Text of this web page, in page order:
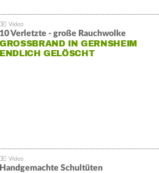
10 Verletzte - große Rauchwolke
GROSSBRAND IN GERNSHEIM E
NDLICH GELÖSCHT
Handgemachte Schultüten